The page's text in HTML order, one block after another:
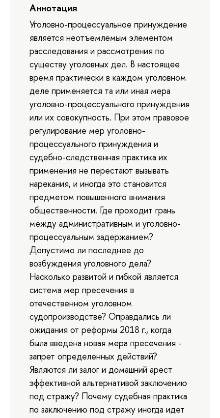
Аннотация
Уголовно-процессуальное принуждение
является неотъемлемым элементом
расследования и рассмотрения по
существу уголовных дел. В настоящее
время практически в каждом уголовном
деле применяется та или иная мера
уголовно-процессуального принуждения
или их совокупность. При этом правовое
регулирование мер уголовно-
процессуального принуждения и
судебно-следственная практика их
применения не перестают вызывать
нарекания, и иногда это становится
предметом повышенного внимания
общественности. Где проходит грань
между административным и уголовно-
процессуальным задержанием?
Допустимо ли последнее до
возбуждения уголовного дела?
Насколько развитой и гибкой является
система мер пресечения в
отечественном уголовном
судопроизводстве? Оправдались ли
ожидания от реформы 2018 г., когда
была введена новая мера пресечения -
запрет определенных действий?
Являются ли залог и домашний арест
эффективной альтернативой заключению
под стражу? Почему судебная практика
по заключению под стражу иногда идет